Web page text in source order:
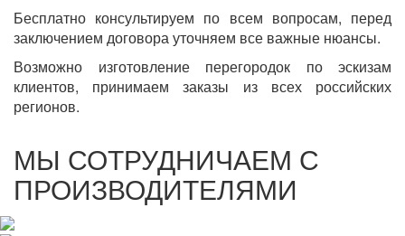
Бесплатно консультируем по всем вопросам, перед
заключением договора уточняем все важные нюансы.
Возможно изготовление перегородок по эскизам
клиентов, принимаем заказы из всех российских
регионов.
МЫ СОТРУДНИЧАЕМ С
ПРОИЗВОДИТЕЛЯМИ